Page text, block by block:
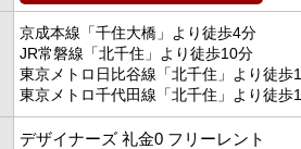
京成本線「千住大橋」より徒歩4分
JR常磐線「北千住」より徒歩10分
東京メトロ日比谷線「北千住」より徒歩
東京メトロ千代田線「北千住」より徒歩
デザイナーズ 礼金0 フリーレント